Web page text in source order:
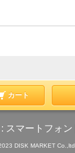
カート
スマートフォン
DISK MARKET Co.,ltd